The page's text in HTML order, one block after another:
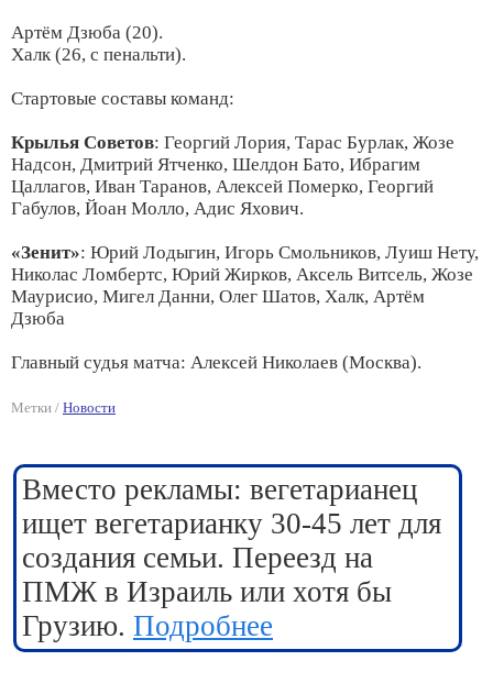
Артём Дзюба (20).
Халк (26, с пенальти).
Стартовые составы команд:
Крылья Советов: Георгий Лория, Тарас Бурлак, Жозе
Надсон, Дмитрий Ятченко, Шелдон Бато, Ибрагим
Цаллагов, Иван Таранов, Алексей Померко, Георгий
Габулов, Йоан Молло, Адис Яхович.
«Зенит»: Юрий Лодыгин, Игорь Смольников, Луиш Нету,
Николас Ломбертс, Юрий Жирков, Аксель Витсель, Жозе
Маурисио, Мигел Данни, Олег Шатов, Халк, Артём
Дзюба
Главный судья матча: Алексей Николаев (Москва).
Метки / Новости
Вместо рекламы: вегетарианец
ищет вегетарианку 30-45 лет для
создания семьи. Переезд на
ПМЖ в Израиль или хотя бы
Грузию. Подробнее